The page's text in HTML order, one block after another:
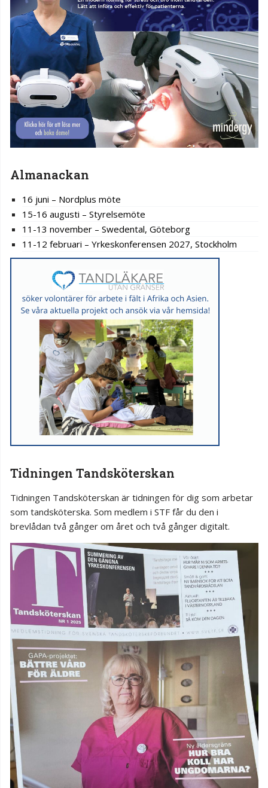
Almanackan
16 juni – Nordplus möte
15-16 augusti – Styrelsemöte
11-13 november – Swedental, Göteborg
11-12 februari – Yrkeskonferensen 2027, Stockholm
Tidningen Tandsköterskan
Tidningen Tandsköterskan är tidningen för dig som arbetar
som tandsköterska. Som medlem i STF får du den i
brevlådan två gånger om året och två gånger digitalt.